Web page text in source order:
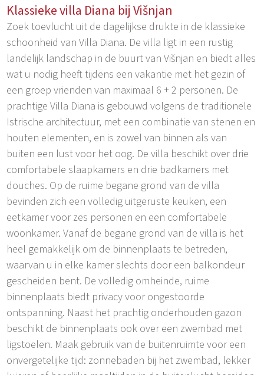
Klassieke villa Diana bij Višnjan
Zoek toevlucht uit de dagelijkse drukte in de klassieke
schoonheid van Villa Diana. De villa ligt in een rustig
landelijk landschap in de buurt van Višnjan en biedt alles
wat u nodig heeft tijdens een vakantie met het gezin of
een groep vrienden van maximaal 6 + 2 personen. De
prachtige Villa Diana is gebouwd volgens de traditionele
Istrische architectuur, met een combinatie van stenen en
houten elementen, en is zowel van binnen als van
buiten een lust voor het oog. De villa beschikt over drie
comfortabele slaapkamers en drie badkamers met
douches. Op de ruime begane grond van de villa
bevinden zich een volledig uitgeruste keuken, een
eetkamer voor zes personen en een comfortabele
woonkamer. Vanaf de begane grond van de villa is het
heel gemakkelijk om de binnenplaats te betreden,
waarvan u in elke kamer slechts door een balkondeur
gescheiden bent. De volledig omheinde, ruime
binnenplaats biedt privacy voor ongestoorde
ontspanning. Naast het prachtig onderhouden gazon
beschikt de binnenplaats ook over een zwembad met
ligstoelen. Maak gebruik van de buitenruimte voor een
onvergetelijke tijd: zonnebaden bij het zwembad, lekker